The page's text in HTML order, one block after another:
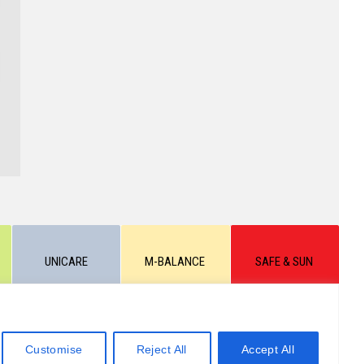
Customise Reject All Accept All
UNICARE M-BALANCE SAFE & SUN